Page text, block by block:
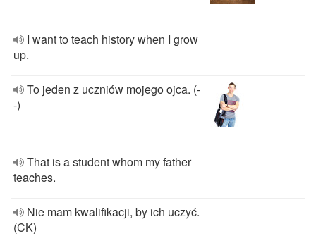
I want to teach history when I grow
up.
To jeden z uczniów mojego ojca. (-
-)
That is a student whom my father
teaches.
Nie mam kwalifikacji, by ich uczyć.
(CK)